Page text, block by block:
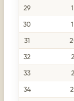
29
30
31
32
33
34